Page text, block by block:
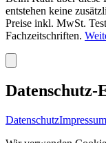
entstehen keine
Preise inkl. MwSt.
Fachzeitschriften.
Datenschutz-
DatenschutzImpressum